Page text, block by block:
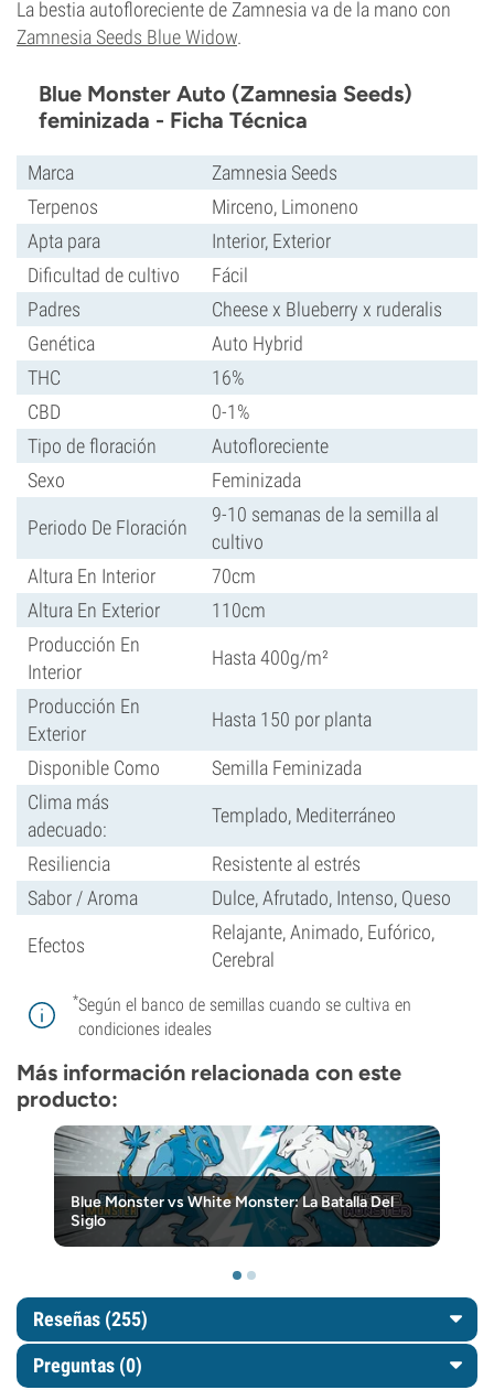
La bestia autofloreciente de Zamnesia va de la mano con
Zamnesia Seeds Blue Widow.
Blue Monster Auto (Zamnesia Seeds)
feminizada - Ficha Técnica
Marca
Zamnesia Seeds
Terpenos
Mirceno, Limoneno
Apta para
Interior, Exterior
Dificultad de cultivo
Fácil
Padres
Cheese x Blueberry x ruderalis
Genética
Auto Hybrid
THC
16%
CBD
0-1%
Tipo de floración
Autofloreciente
Sexo
Feminizada
Periodo De Floración
9-10 semanas de la semilla al
cultivo
Altura En Interior
70cm
Altura En Exterior
110cm
Producción En
Interior
Hasta 400g/m²
Producción En
Exterior
Hasta 150 por planta
Disponible Como
Semilla Feminizada
Clima más
adecuado:
Templado, Mediterráneo
Resiliencia
Resistente al estrés
Sabor / Aroma
Dulce, Afrutado, Intenso, Queso
Efectos
Relajante, Animado, Eufórico,
Cerebral
*Según el banco de semillas cuando se cultiva en
condiciones ideales
Más información relacionada con este
producto:
Blue Monster vs White Monster: La Batalla Del
Siglo
Reseñas (255)
Preguntas (0)